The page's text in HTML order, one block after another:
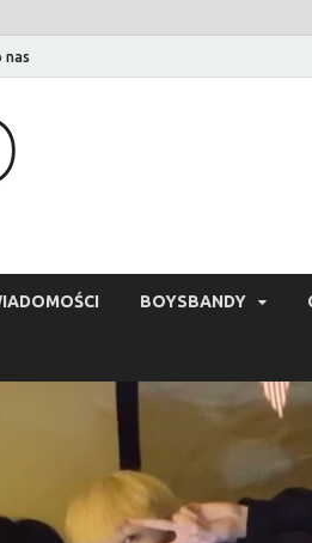
nas
BOYSBANDY